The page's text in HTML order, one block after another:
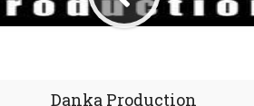
Danka Production